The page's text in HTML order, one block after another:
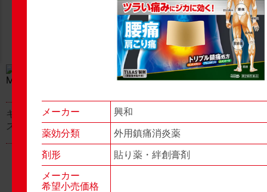
キャベジンコーワαプラ
ス顆粒
New Products
No.976▶▶
メーカー 興和
薬効分類 外用鎮痛消炎薬
剤形 貼り薬・絆創膏剤
メーカー
希望小売価格